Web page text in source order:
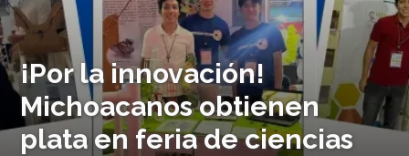
¡Por la innovación!
Michoacanos obtienen
plata en feria de ciencias